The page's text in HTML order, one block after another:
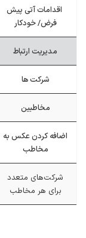
اقدامات آتی پیش
فرض/ خودکار
مدیریت ارتباط
شرکت ها
مخاطبین
اضافه کردن عکس به
مخاطب
شرکت‌های متعدد
برای هر مخاطب